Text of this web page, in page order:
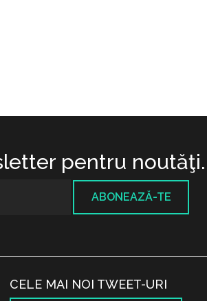
pentru noutăţi.
ABONEAZĂ-TE
CELE MAI NOI TWEET-URI